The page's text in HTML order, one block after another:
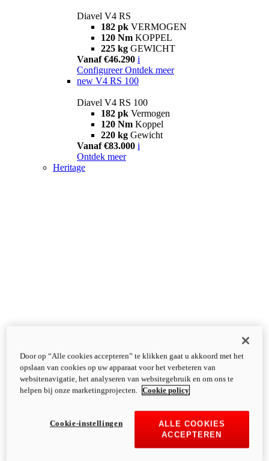
Diavel V4 RS
182 pk VERMOGEN
120 Nm KOPPEL
225 kg GEWICHT
Vanaf €46.290 i
Configureer Ontdek meer
new V4 RS 100
Diavel V4 RS 100
182 pk Vermogen
120 Nm Koppel
220 kg Gewicht
Vanaf €83.000 i
Ontdek meer
Heritage
Door op “Alle cookies accepteren” te klikken gaat u akkoord met het
opslaan van cookies op uw apparaat voor het verbeteren van
websitenavigatie, het analyseren van websitegebruik en om ons te
helpen bij onze marketingprojecten.
Cookie policy
ALLE COOKIES
ACCEPTEREN
Cookie-instellingen